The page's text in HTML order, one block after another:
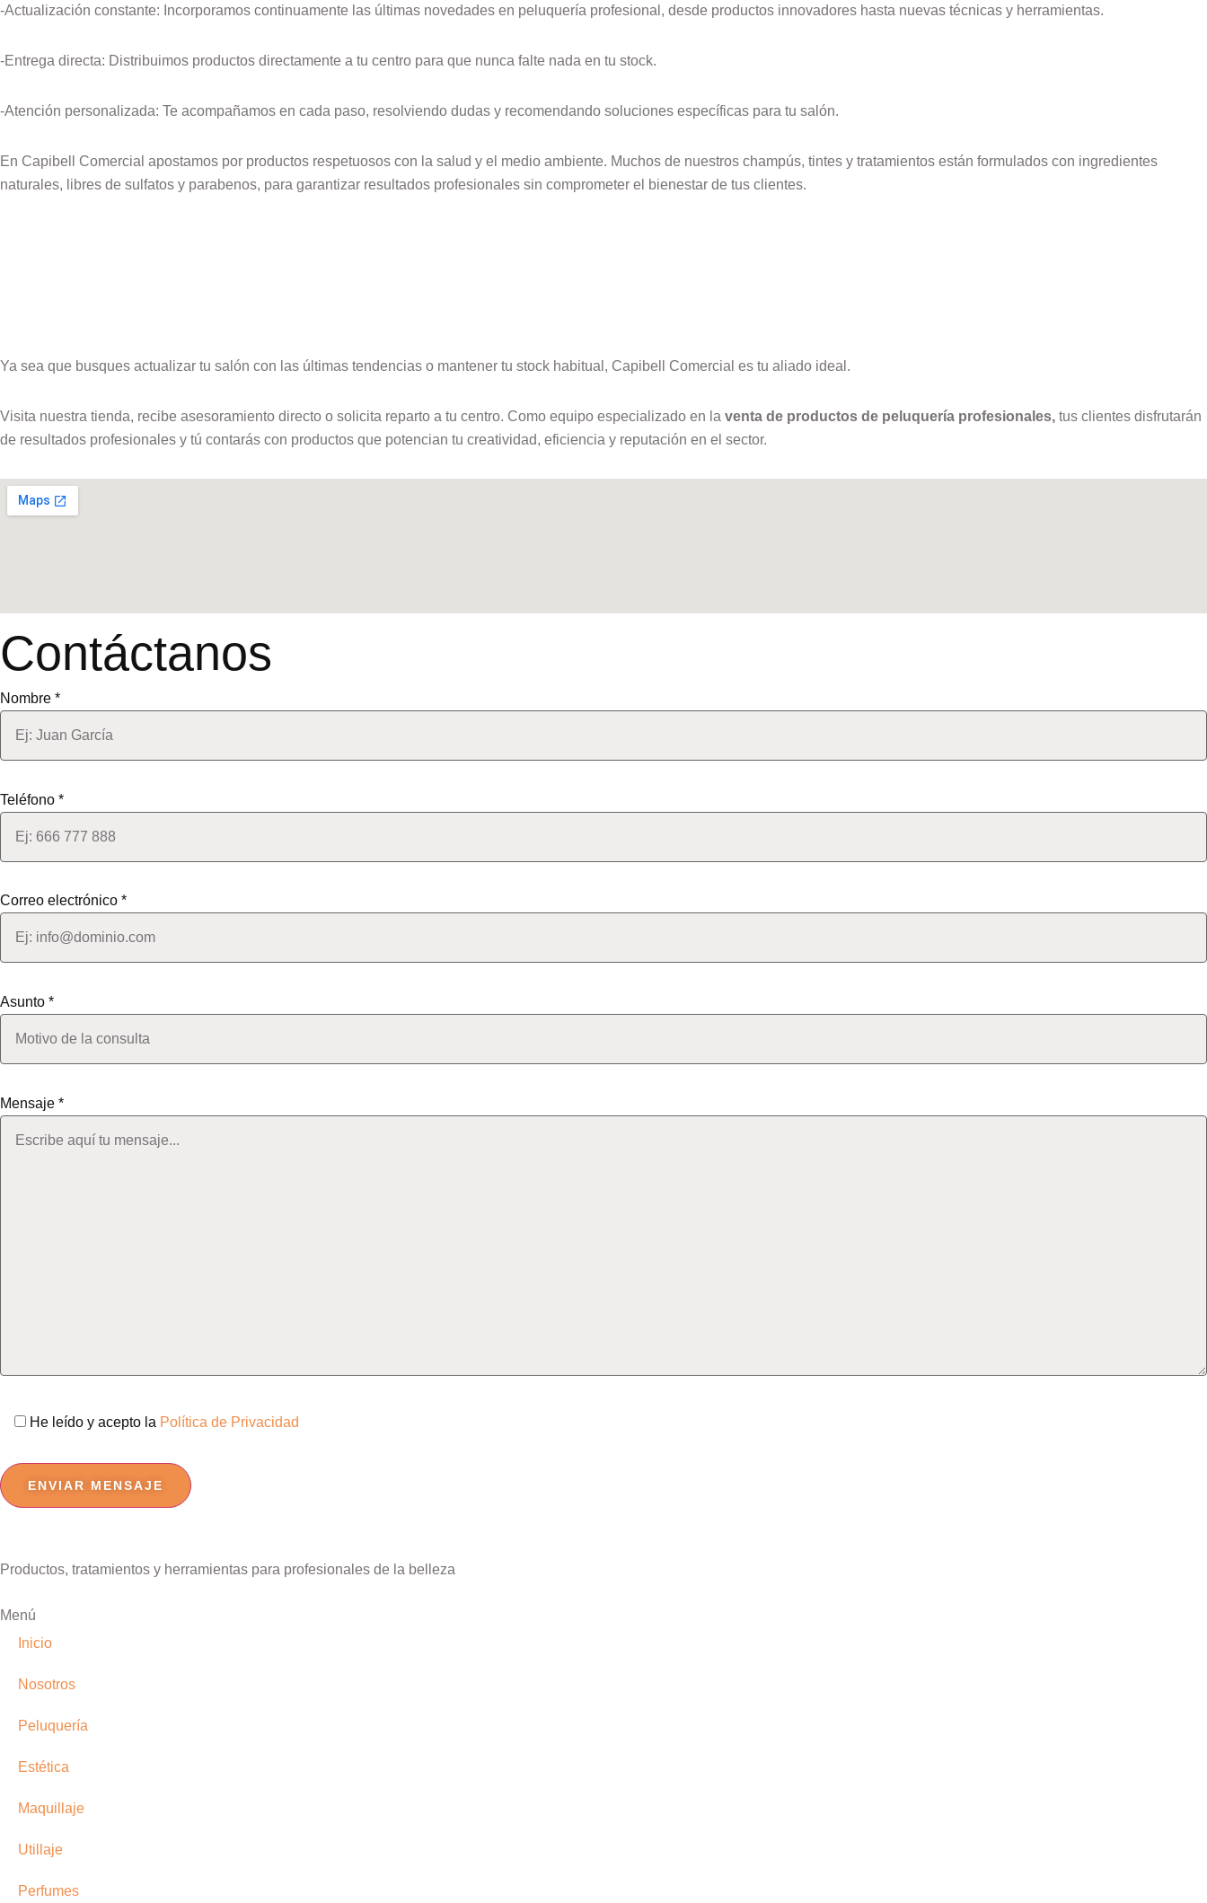
-Actualización constante: Incorporamos continuamente las últimas novedades en peluquería profesional, desde productos innovadores hasta nuevas técnicas y herramientas.
-Entrega directa: Distribuimos productos directamente a tu centro para que nunca falte nada en tu stock.
-Atención personalizada: Te acompañamos en cada paso, resolviendo dudas y recomendando soluciones específicas para tu salón.
En Capibell Comercial apostamos por productos respetuosos con la salud y el medio ambiente. Muchos de nuestros champús, tintes y tratamientos están formulados con ingredientes
naturales, libres de sulfatos y parabenos, para garantizar resultados profesionales sin comprometer el bienestar de tus clientes.
Ya sea que busques actualizar tu salón con las últimas tendencias o mantener tu stock habitual, Capibell Comercial es tu aliado ideal.
Visita nuestra tienda, recibe asesoramiento directo o solicita reparto a tu centro. Como equipo especializado en la venta de productos de peluquería profesionales, tus clientes disfrutarán
de resultados profesionales y tú contarás con productos que potencian tu creatividad, eficiencia y reputación en el sector.
Contáctanos
Nombre *
Teléfono *
Correo electrónico *
Asunto *
Mensaje *
He leído y acepto la Política de Privacidad
Por
favor,
campo
Productos, tratamientos y herramientas para profesionales de la belleza
Menú
Inicio
Nosotros
Peluquería
Estética
Maquillaje
Utillaje
Perfumes